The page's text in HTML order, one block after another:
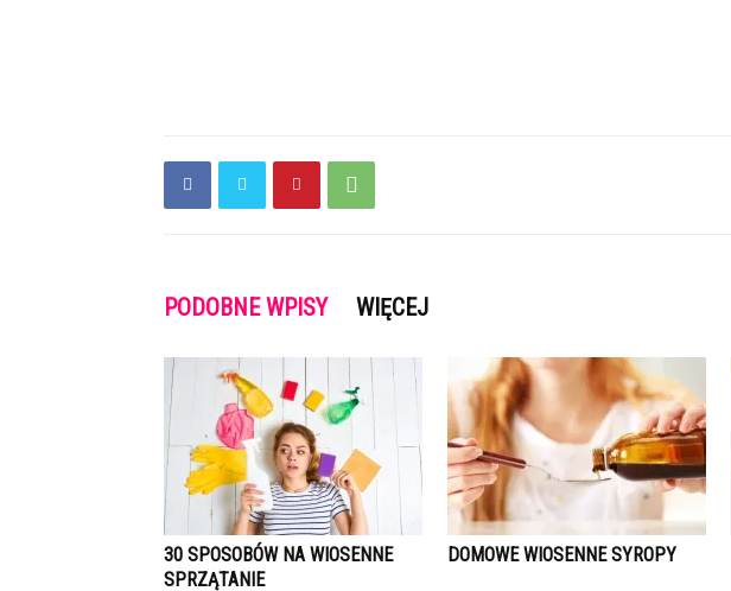
PODOBNE WPISY WIĘCEJ
30 SPOSOBÓW NA WIOSENNE
SPRZĄTANIE
DOMOWE WIOSENNE SYROPY